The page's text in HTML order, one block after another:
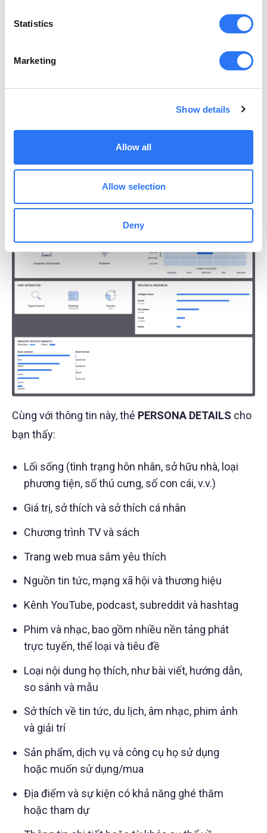
Statistics
Marketing
Show details
Allow all
Allow selection
Deny
Cùng với thông tin này, thẻ PERSONA DETAILS cho
bạn thấy:
Lối sống (tình trạng hôn nhân, sở hữu nhà, loại
phương tiện, số thú cưng, số con cái, v.v.)
Giá trị, sở thích và sở thích cá nhân
Chương trình TV và sách
Trang web mua sắm yêu thích
Nguồn tin tức, mạng xã hội và thương hiệu
Kênh YouTube, podcast, subreddit và hashtag
Phim và nhạc, bao gồm nhiều nền tảng phát
trực tuyến, thể loại và tiêu đề
Loại nội dung họ thích, như bài viết, hướng dẫn,
so sánh và mẫu
Sở thích về tin tức, du lịch, âm nhạc, phim ảnh
và giải trí
Sản phẩm, dịch vụ và công cụ họ sử dụng
hoặc muốn sử dụng/mua
Địa điểm và sự kiện có khả năng ghé thăm
hoặc tham dự